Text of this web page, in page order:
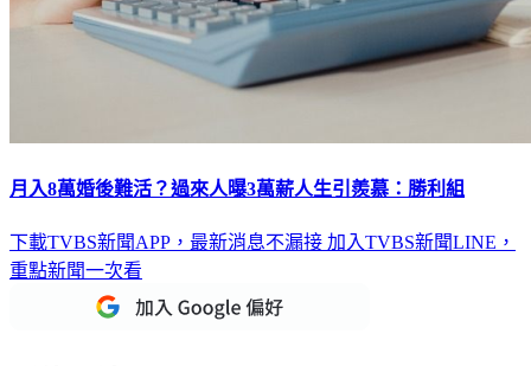
月入8萬婚後難活？過來人曝3萬薪人生引羨慕：勝利組
下載TVBS新聞APP，最新消息不漏接 加入TVBS新聞LINE，
重點新聞一次看